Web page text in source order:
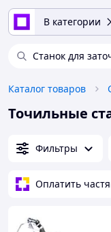
В категории
Станок для
Каталог товаров
Точильные
Фильтры
Оплатить